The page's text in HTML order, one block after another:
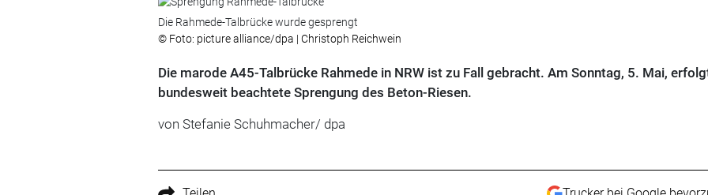
Die Rahmede-Talbrücke wurde gesprengt
© Foto: picture alliance/dpa | Christoph Reichwein
Die marode A45-Talbrücke Rahmede in NRW ist zu Fall gebracht. Am Sonntag, 5. Mai,
bundesweit beachtete Sprengung des Beton-Riesen.
von Stefanie Schuhmacher/ dpa